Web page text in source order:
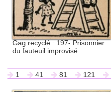
Gag recyclé : 197- Prisonnier
du fauteuil improvisé
1 41 81 121